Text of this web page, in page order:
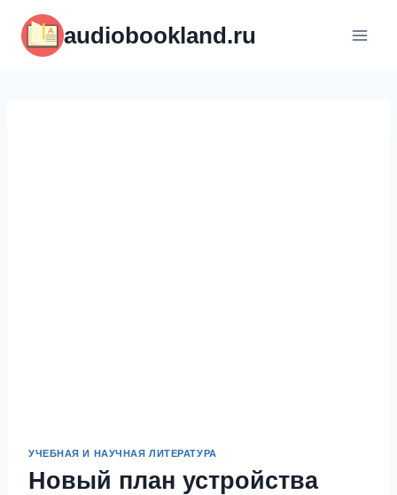
содержимому
audiobookland.ru
УЧЕБНАЯ И НАУЧНАЯ ЛИТЕРАТУРА
Новый план устройства